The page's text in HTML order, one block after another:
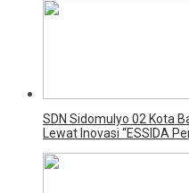
SDN Sidomulyo 02 Kota
Lewat Inovasi “ESSIDA